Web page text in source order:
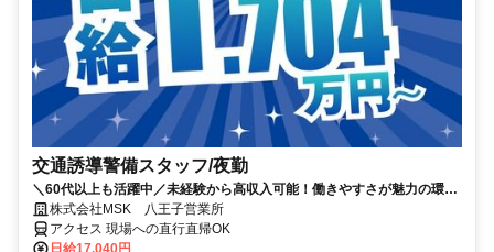
交通誘導警備スタッフ/夜勤
＼60代以上も活躍中／未経験から高収入可能！働きやすさが魅力の環境
で警備員デビューをしませんか！【月収34万円以上可能！日払いも
OK！】勤務3日前迄シフト申請が可能です！週1日～・短期もOK！あな
たのライフスタイルに合わせてお仕事しませんか！未経験者大歓迎！年
株式会社MSK 八王子営業所
アクセス 現場への直行直帰OK
日給17,040円